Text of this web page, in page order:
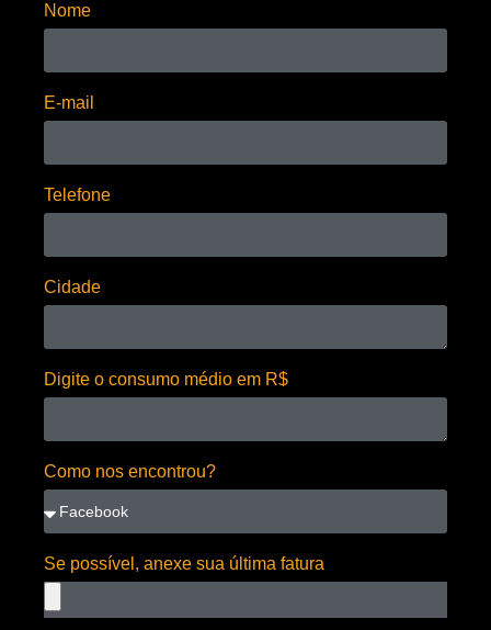
Nome
E-mail
Telefone
Cidade
Digite o consumo médio em R$
Como nos encontrou?
Se possível, anexe sua última fatura